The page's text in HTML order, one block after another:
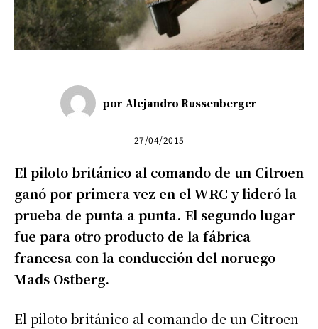
por Alejandro Russenberger
27/04/2015
El piloto británico al comando de un Citroen
ganó por primera vez en el WRC y lideró la
prueba de punta a punta. El segundo lugar
fue para otro producto de la fábrica
francesa con la conducción del noruego
Mads Ostberg.
El piloto británico al comando de un Citroen